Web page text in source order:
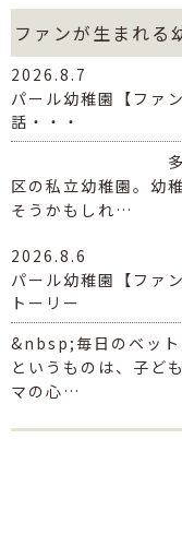
ファンが生まれる
2026.8.7
パール幼稚園【ファ
話・・・
多くの方に
区の私立幼稚園。幼
そうかもしれ…
2026.8.6
パール幼稚園【ファ
トーリー
&nbsp;毎日のベット
というものは、子ど
マの心…